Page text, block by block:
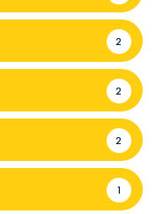
2
2
2
1